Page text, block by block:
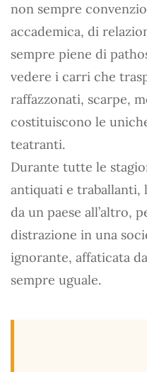
non sempre
accademica, di
sempre piene di
vedere i carri che
raffazzonati, scarpe,
costituiscono le
teatranti.
Durante tutte le
antiquati e traballanti,
da un paese all’altro,
distrazione in una
ignorante, affaticata
sempre uguale.